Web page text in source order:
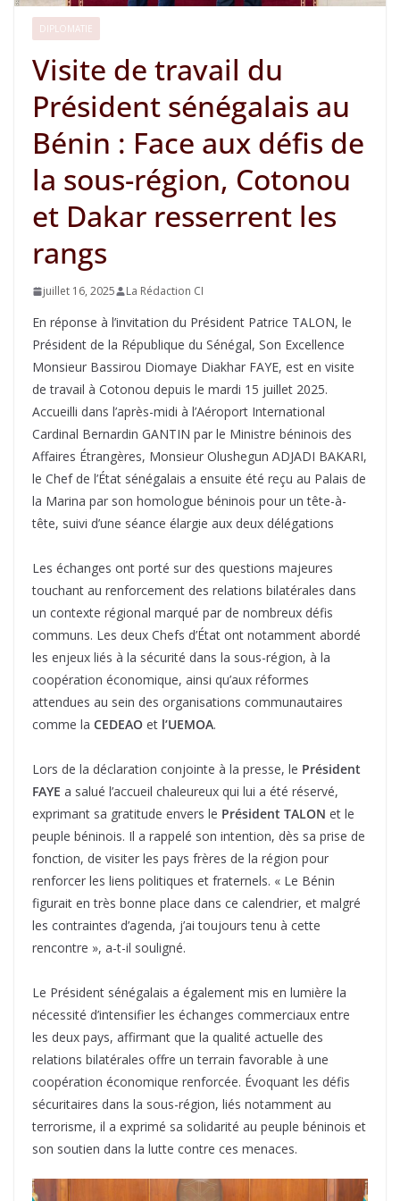
DIPLOMATIE
Visite de travail du
Président sénégalais au
Bénin : Face aux défis de
la sous-région, Cotonou
et Dakar resserrent les
rangs
juillet 16, 2025 La Rédaction CI
En réponse à l’invitation du Président Patrice TALON, le
Président de la République du Sénégal, Son Excellence
Monsieur Bassirou Diomaye Diakhar FAYE, est en visite
de travail à Cotonou depuis le mardi 15 juillet 2025.
Accueilli dans l’après-midi à l’Aéroport International
Cardinal Bernardin GANTIN par le Ministre béninois des
Affaires Étrangères, Monsieur Olushegun ADJADI BAKARI,
le Chef de l’État sénégalais a ensuite été reçu au Palais de
la Marina par son homologue béninois pour un tête-à-
tête, suivi d’une séance élargie aux deux délégations
Les échanges ont porté sur des questions majeures
touchant au renforcement des relations bilatérales dans
un contexte régional marqué par de nombreux défis
communs. Les deux Chefs d’État ont notamment abordé
les enjeux liés à la sécurité dans la sous-région, à la
coopération économique, ainsi qu’aux réformes
attendues au sein des organisations communautaires
comme la CEDEAO et l’UEMOA.
Lors de la déclaration conjointe à la presse, le Président
FAYE a salué l’accueil chaleureux qui lui a été réservé,
exprimant sa gratitude envers le Président TALON et le
peuple béninois. Il a rappelé son intention, dès sa prise de
fonction, de visiter les pays frères de la région pour
renforcer les liens politiques et fraternels. « Le Bénin
figurait en très bonne place dans ce calendrier, et malgré
les contraintes d’agenda, j’ai toujours tenu à cette
rencontre », a-t-il souligné.
Le Président sénégalais a également mis en lumière la
nécessité d’intensifier les échanges commerciaux entre
les deux pays, affirmant que la qualité actuelle des
relations bilatérales offre un terrain favorable à une
coopération économique renforcée. Évoquant les défis
sécuritaires dans la sous-région, liés notamment au
terrorisme, il a exprimé sa solidarité au peuple béninois et
son soutien dans la lutte contre ces menaces.